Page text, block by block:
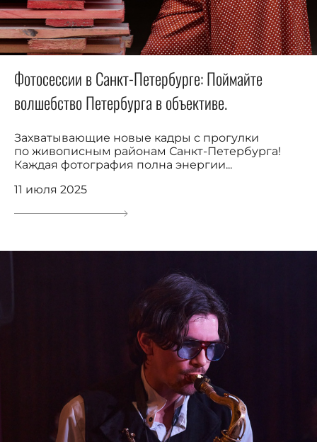
Фотосессии в Санкт-Петербурге: Поймайте
волшебство Петербурга в объективе.
Захватывающие новые кадры с прогулки
по живописным районам Санкт-Петербурга!
Каждая фотография полна энергии...
11 июля 2025